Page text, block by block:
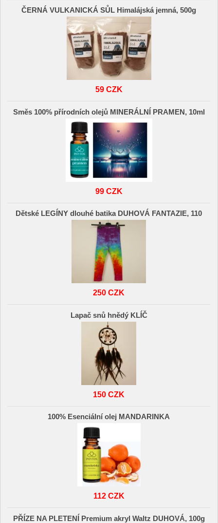
ČERNÁ VULKANICKÁ SŮL Himalájská jemná, 500g
59 CZK
Směs 100% přírodních olejů MINERÁLNÍ PRAMEN, 10ml
99 CZK
Dětské LEGÍNY dlouhé batika DUHOVÁ FANTAZIE, 110
250 CZK
Lapač snů hnědý KLÍČ
150 CZK
100% Esenciální olej MANDARINKA
112 CZK
PŘÍZE NA PLETENÍ Premium akryl Waltz DUHOVÁ, 100g